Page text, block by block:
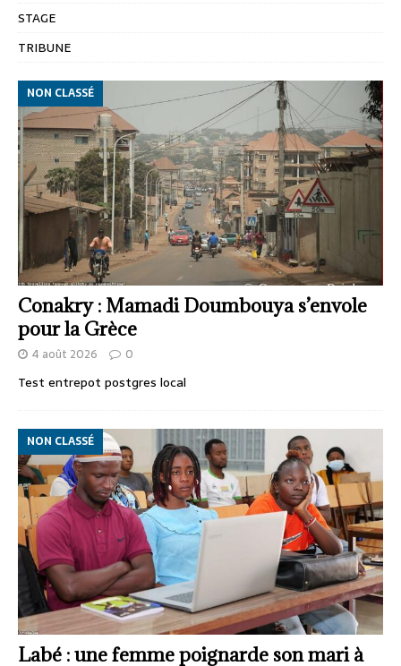
STAGE
TRIBUNE
Conakry : Mamadi Doumbouya s’envole
pour la Grèce
NON CLASSÉ
4 août 2026 0
Test entrepot postgres local
Labé : une femme poignarde son mari à
NON CLASSÉ